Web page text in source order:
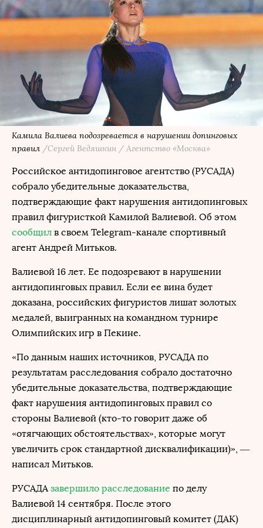
Камила Валиева подозревается в нарушении допинговых
правил /Сергей Ведяшкин / Агентство «Москва»
Российское антидопинговое агентство (РУСАДА)
собрало убедительные доказательства,
подтверждающие факт нарушения антидопинговых
правил фигуристкой Камилой Валиевой. Об этом
сообщил в своем Telegram-канале спортивный
агент Андрей Митьков.
Валиевой 16 лет. Ее подозревают в нарушении
антидопинговых правил. Если ее вина будет
доказана, российских фигуристов лишат золотых
медалей, выигранных на командном турнире
Олимпийских игр в Пекине.
«По данным наших источников, РУСАДА по
результатам расследования собрало достаточно
убедительные доказательства, подтверждающие
факт нарушения антидопинговых правил со
стороны Валиевой (кто-то говорит даже об
«отягчающих обстоятельствах», которые могут
увеличить срок стандартной дисквалификации)», —
написал Митьков.
РУСАДАзавершило расследование по делу
Валиевой 14 сентября. После этого
дисциплинарный антидопинговый комитет (ДАК)